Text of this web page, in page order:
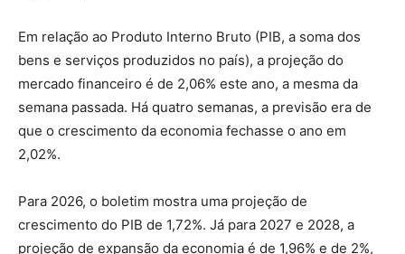
Em relação ao Produto Interno Bruto (PIB, a soma dos
bens e serviços produzidos no país), a projeção do
mercado financeiro é de 2,06% este ano, a mesma da
semana passada. Há quatro semanas, a previsão era de
que o crescimento da economia fechasse o ano em
2,02%.
Para 2026, o boletim mostra uma projeção de
crescimento do PIB de 1,72%. Já para 2027 e 2028, a
projeção de expansão da economia é de 1,96% e de 2%,